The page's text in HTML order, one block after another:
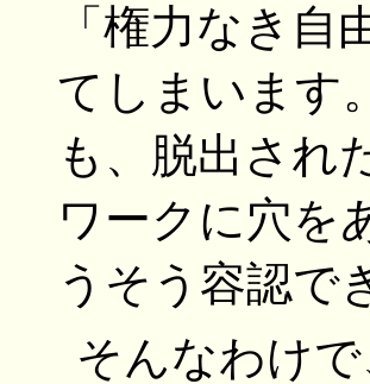
「権力なき
てしまいます
も、脱出され
ワークに穴を
うそう容認で
そんなわけ